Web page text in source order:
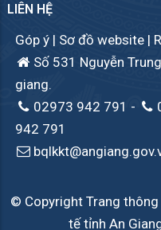
LIÊN HỆ
Góp ý | Sơ đồ website |
Số 531 Nguyễn
giang.
02973 942 791 -
942 791
© Copyright Trang thông
tế tỉnh An